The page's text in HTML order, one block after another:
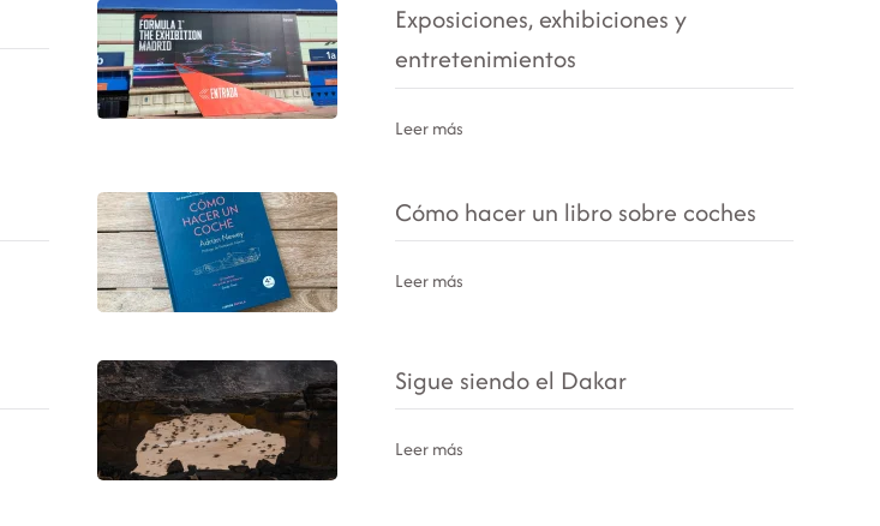
Exposiciones, exhibiciones y
entretenimientos
Leer más
Cómo hacer un libro sobre coches
Leer más
Sigue siendo el Dakar
Leer más